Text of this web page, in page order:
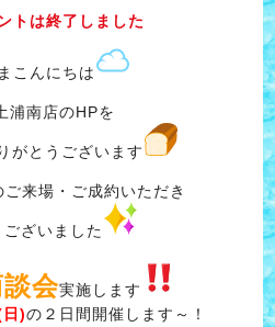
トは終了しました
こんにちは
浦南店のHPを
がとうございます
来場・ご成約いただき
ざいました
会実施します
日)の２日間開催します～！